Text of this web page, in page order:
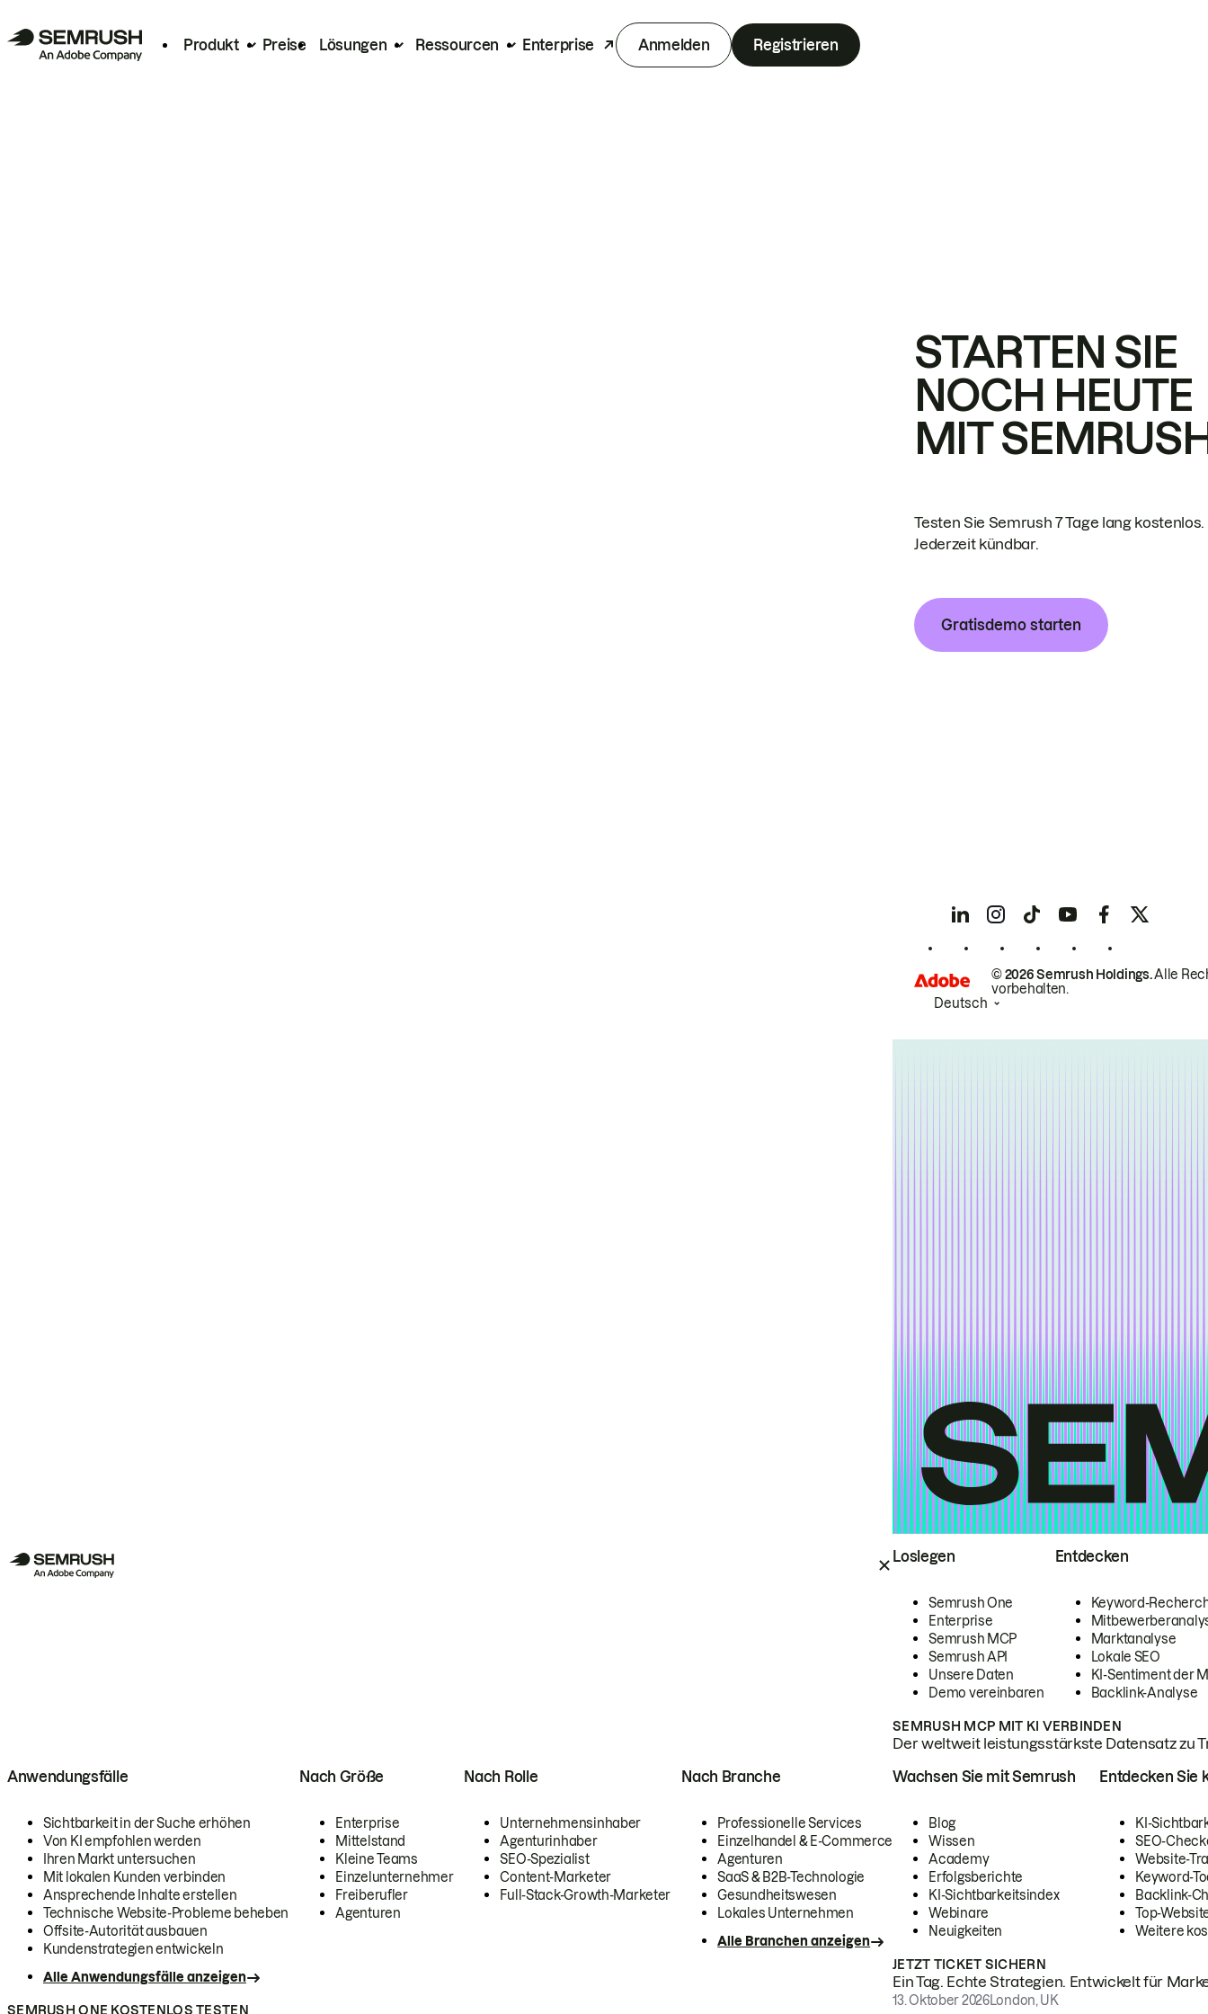
Produkt Preise Lösungen Ressourcen Enterprise Anmelden Registrieren
Loslegen
Semrush One
Enterprise
Semrush MCP
Semrush API
Unsere Daten
Demo vereinbaren
Entdecken
Keyword-
Marktanalyse
Lokale SEO
KI-Sentiment der
Backlink-Analyse
SEMRUSH MCP MIT KI VERBINDEN
Der weltweit leistungsstärkste Datensatz zu
Anwendungsfälle
Sichtbarkeit in der Suche erhöhen
Von KI empfohlen werden
Ihren Markt untersuchen
Mit lokalen Kunden verbinden
Ansprechende Inhalte erstellen
Technische Website-Probleme beheben
Offsite-Autorität ausbauen
Kundenstrategien entwickeln
Alle Anwendungsfälle anzeigen
Nach Größe
Enterprise
Mittelstand
Kleine Teams
Einzelunternehmer
Freiberufler
Agenturen
Nach Rolle
Unternehmensinhaber
Agenturinhaber
SEO-Spezialist
Content-Marketer
Full-Stack-Growth-Marketer
Nach Branche
Professionelle Services
Einzelhandel & E-Commerce
Agenturen
SaaS & B2B-Technologie
Gesundheitswesen
Lokales Unternehmen
Alle Branchen anzeigen
SEMRUSH ONE KOSTENLOS TESTEN
Wachsen Sie mit Semrush
Blog
Wissen
Academy
Erfolgsberichte
KI-Sichtbarkeitsindex
Webinare
Neuigkeiten
Entdecken Sie
KI-
SEO-
Website-
Keyword-
Backlink-
Top-
Weitere
JETZT TICKET SICHERN
Ein Tag. Echte Strategien. Entwickelt für
13. Oktober 2026London, UK
STARTEN SIE
NOCH HEUTE
MIT
Testen Sie Semrush 7 Tage lang kostenlos.
Jederzeit kündbar.
Gratisdemo starten
© 2026 Semrush Holdings.Alle
vorbehalten.
Deutsch